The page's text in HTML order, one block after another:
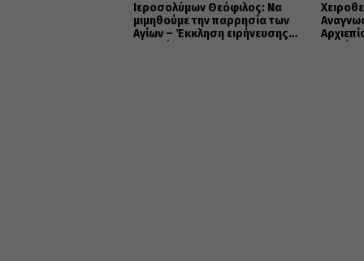
Ιεροσολύμων Θεόφιλος: Να
μιμηθούμε την παρρησία των
Αγίων – Έκκληση ειρήνευσης